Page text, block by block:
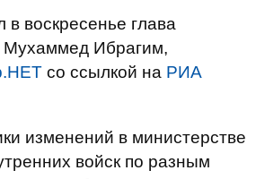
воскресенье глава
Мухаммед Ибрагим,
со ссылкой на РИА
изменений в министерстве
войск по разным